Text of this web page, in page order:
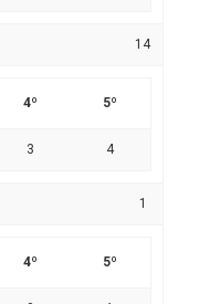
14
4º 5º
3 4
1
4º 5º